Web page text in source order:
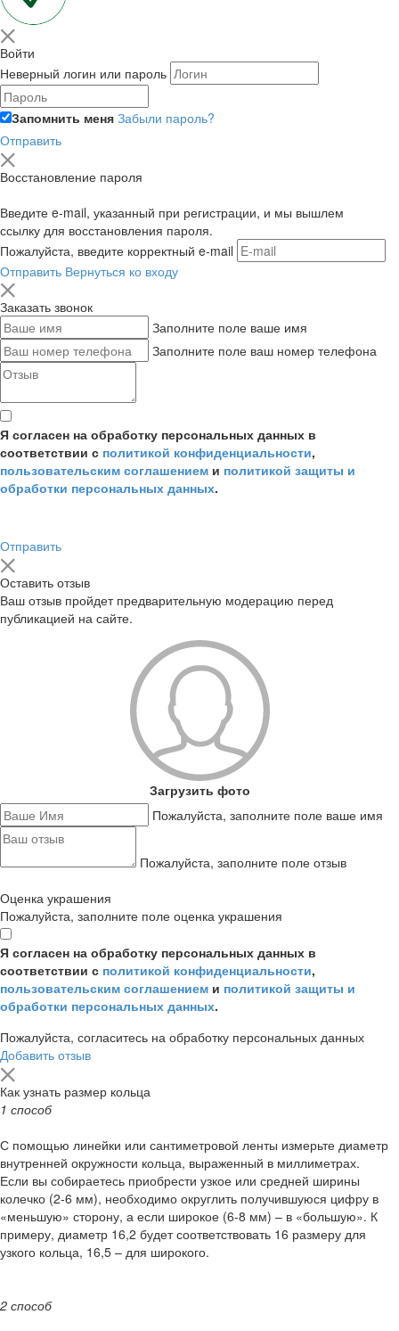
Войти
Неверный логин или пароль
Запомнить меня Забыли пароль?
Отправить
Восстановление пароля
Введите e-mail, указанный при регистрации, и мы вышлем
ссылку для восстановления пароля.
Пожалуйста, введите корректный e-mail
Отправить Вернуться ко входу
Заказать звонок
Заполните поле ваше имя
Заполните поле ваш номер телефона
Я согласен на обработку персональных данных в
соответствии с политикой конфиденциальности,
пользовательским соглашением и политикой защиты и
обработки персональных данных.
Отправить
Оставить отзыв
Ваш отзыв пройдет предварительную модерацию перед
публикацией на сайте.
Загрузить фото
Пожалуйста, заполните поле ваше имя
Пожалуйста, заполните поле отзыв
Оценка украшения
Пожалуйста, заполните поле оценка украшения
Я согласен на обработку персональных данных в
соответствии с политикой конфиденциальности,
пользовательским соглашением и политикой защиты и
обработки персональных данных.
Пожалуйста, согласитесь на обработку персональных данных
Добавить отзыв
Как узнать размер кольца
1 способ
С помощью линейки или сантиметровой ленты измерьте диаметр
внутренней окружности кольца, выраженный в миллиметрах.
Если вы собираетесь приобрести узкое или средней ширины
колечко (2-6 мм), необходимо округлить получившуюся цифру в
«меньшую» сторону, а если широкое (6-8 мм) – в «большую». К
примеру, диаметр 16,2 будет соответствовать 16 размеру для
узкого кольца, 16,5 – для широкого.
2 способ